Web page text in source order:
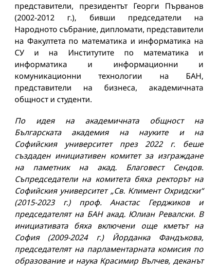
представители, президентът Георги Първанов
(2002-2012 г.), бивши председатели на
Народното събрание, дипломати, представители
на Факултета по математика и информатика на
СУ и на Институтите по математика и
информатика и информационни и
комуникационни технологии на БАН,
представители на бизнеса, академичната
общност и студенти.
По идея на академичната общност на
Българската академия на наукитеи на
Софийския университет през 2022 г. беше
създаден инициативен комитет за изграждане
на паметник на акад. Благовест Сендов.
Съпредседатели на комитета бяха ректорът на
Софийския университет „Св. Климент Охридски“
(2015-2023 г.) проф. Анастас Герджиков и
председателят на БАН акад. Юлиан Ревалски. В
инициативата бяха включени още кметът на
София (2009-2024 г.) Йорданка Фандъкова,
председателят на парламентарната комисия по
образование и наука Красимир Вълчев, деканът